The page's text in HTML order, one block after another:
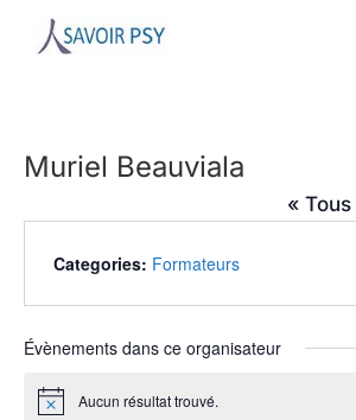
Muriel Beauviala
«
Categories: Formateurs
Évènements dans ce organisateur
Notice Aucun résultat trouvé.